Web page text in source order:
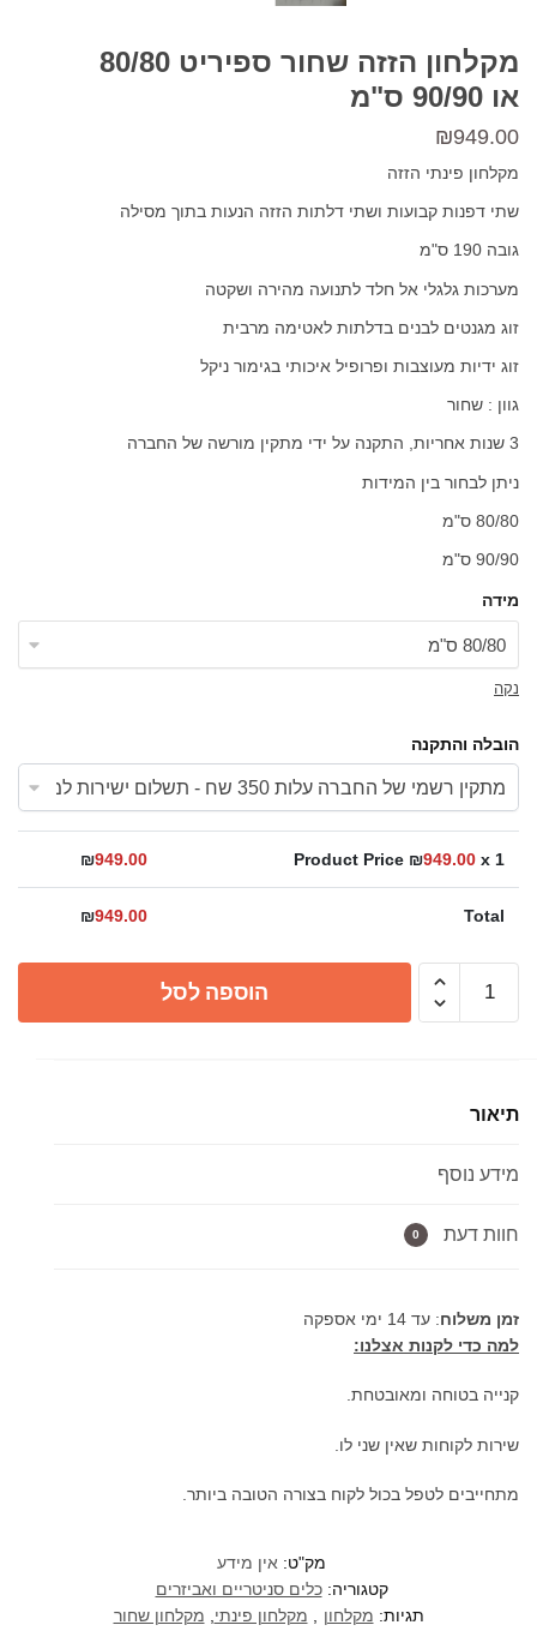
מקלחון הזזה שחור ספיריט 80/80
או 90/90 ס"מ
₪949.00
מקלחון פינתי הזזה
שתי דפנות קבועות ושתי דלתות הזזה הנעות בתוך מסילה
גובה 190 ס"מ
מערכות גלגלי אל חלד לתנועה מהירה ושקטה
זוג מגנטים לבנים בדלתות לאטימה מרבית
זוג ידיות מעוצבות ופרופיל איכותי בגימור ניקל
גוון : שחור
3 שנות אחריות, התקנה על ידי מתקין מורשה של החברה
ניתן לבחור בין המידות
80/80 ס"מ
90/90 ס"מ
מידה
נקה
הובלה והתקנה
Product Price ₪949.00 x 1
₪949.00
Total
₪949.00
ספיריט
או
ס"מ
הוספה לסל
תיאור
מידע נוסף
חוות דעת 0
זמן משלוח: עד 14 ימי אספקה
למה כדי לקנות אצלנו:
קנייה בטוחה ומאובטחת.
שירות לקוחות שאין שני לו.
מתחייבים לטפל בכול לקוח בצורה הטובה ביותר.
מק"ט: אין מידע
קטגוריה:כלים סניטריים ואביזרים
תגיות: מקלחון מקלחון פינתי מקלחון שחור